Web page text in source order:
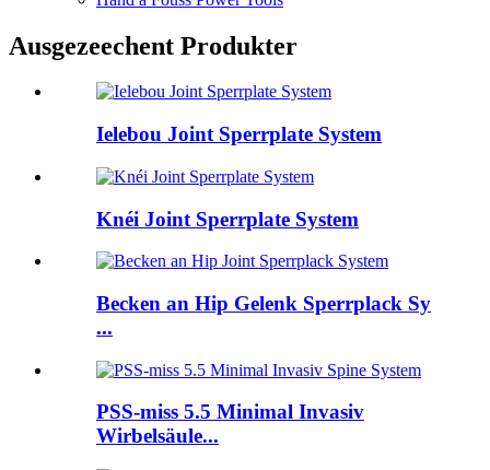
Ausgezeechent Produkter
Ielebou Joint Sperrplate System
Knéi Joint Sperrplate System
Becken an Hip Gelenk Sperrplack Sy
...
PSS-miss 5.5 Minimal Invasiv
Wirbelsäule...